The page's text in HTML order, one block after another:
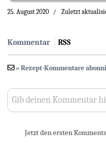
25. August 2020 Zuletzt
Kommentar RSS
» Rezept-Kommentare
Gib deinen Kommentar
Jetzt den ersten